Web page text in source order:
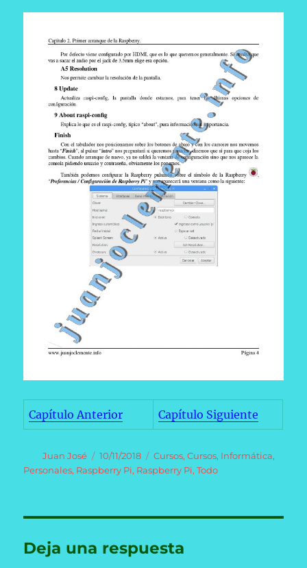
Capítulo Anterior Capítulo Siguiente
Autor
Juan José
Publicado
el
10/11/2018 Categorías
Cursos,Cursos, Informática,
Personales, Raspberry Pi, Raspberry Pi,Todo
Deja una respuesta